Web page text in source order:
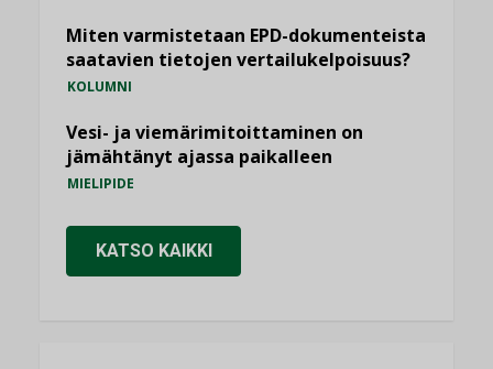
Miten varmistetaan EPD-dokumenteista
saatavien tietojen vertailukelpoisuus?
KOLUMNI
Vesi- ja viemärimitoittaminen on
jämähtänyt ajassa paikalleen
MIELIPIDE
KATSO KAIKKI